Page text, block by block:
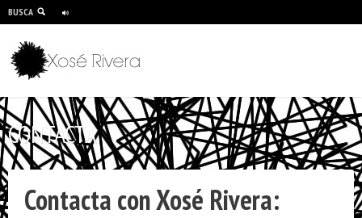
BUSCA
CONTACTA
Contacta con Xosé Rivera: